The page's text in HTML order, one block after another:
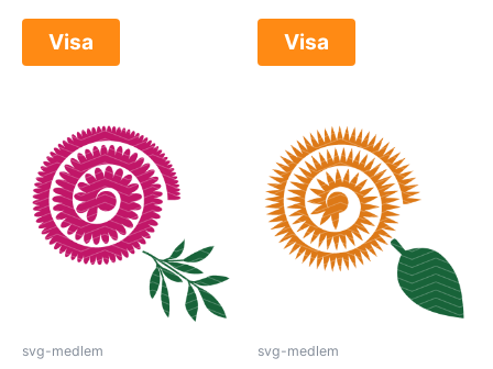
Visa Visa
svg-medlem svg-medlem